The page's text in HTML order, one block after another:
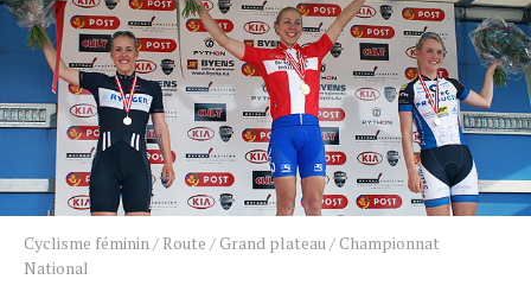
Cyclisme féminin / Route / Grand plateau / Championnat
National